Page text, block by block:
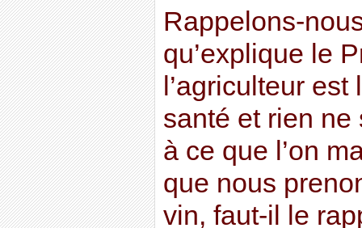
Rappelons-
qu’explique le
l’agriculteur
santé et rien ne
à ce que l’on
que nous
vin, faut-il le